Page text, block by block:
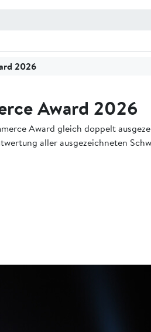
2026
Award 2026
Award gleich doppelt
aller ausgezeichneten